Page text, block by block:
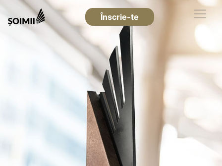
Înscrie-te